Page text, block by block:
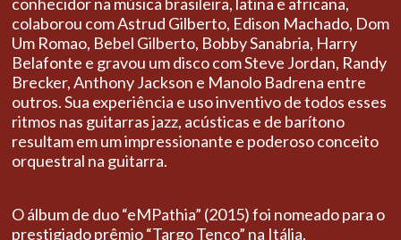
colaborou com Astrud Gilberto, Edison Machado, Dom
Um Romao, Bebel Gilberto, Bobby Sanabria, Harry
Belafonte e gravou um disco com Steve Jordan, Randy
Brecker, Anthony Jackson e Manolo Badrena entre
outros.Sua experiência e uso inventivo de todos esses
ritmos nas guitarras jazz, acústicas e de barítono
resultam em um impressionante e poderoso conceito
orquestral na guitarra.
O álbum de duo “eMPathia” (2015) foi nomeado para o
prestigiado prêmio “Targo Tenco” na Itália.